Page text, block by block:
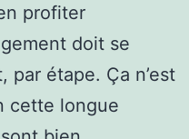
profiter
doit se
par étape. Ça n’est
cette longue